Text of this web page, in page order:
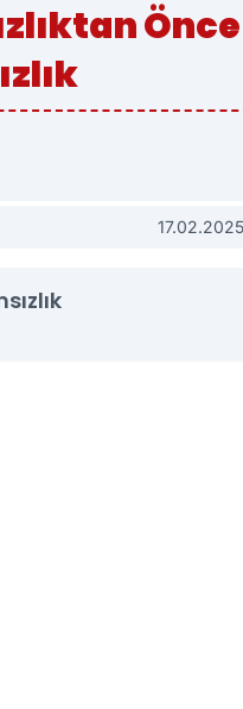
Önce